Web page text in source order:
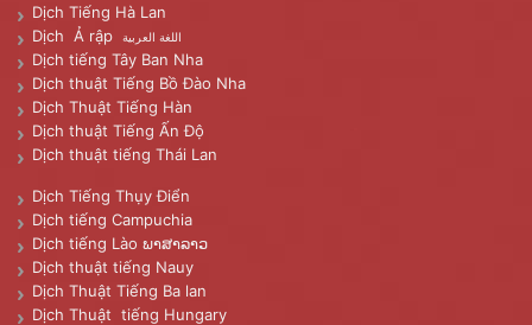
Dịch Tiếng Hà Lan
Dịch Ả rập
اللغة العربية
Dịch tiếng Tây Ban Nha
Dịch thuật Tiếng Bồ Đào Nha
Dịch Thuật Tiếng Hàn
Dịch thuật Tiếng Ấn Độ
Dịch thuật tiếng Thái Lan
Dịch Tiếng Thụy Điển
Dịch tiếng Campuchia
Dịch tiếng Lào ພາສາລາວ
Dịch thuật tiếng Nauy
Dịch Thuật Tiếng Ba lan
Dịch Thuật tiếng Hungary